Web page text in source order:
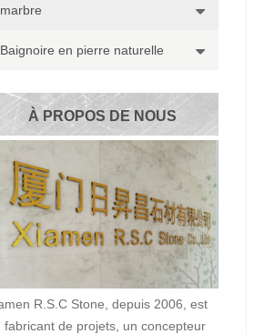
marbre
Baignoire en pierre naturelle
À PROPOS DE NOUS
R.S.C Stone, depuis 2006, est
fabricant de projets, un concepteur